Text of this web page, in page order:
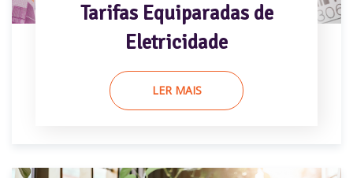
Tarifas Equiparadas de
Eletricidade
LER MAIS